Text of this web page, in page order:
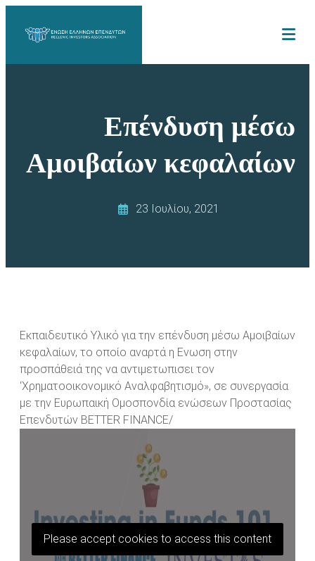
Επένδυση μέσω
Αμοιβαίων κεφαλαίων
23 Ιουλίου, 2021
Εκπαιδευτικό Υλικό για την επένδυση μέσω Αμοιβαίων
κεφαλαίων, το οποίο αναρτά η Ενωση στην
προσπάθειά της να αντιμετωπισει τον
‘Χρηματοοικονομικό Αναλφαβητισμό», σε συνεργασία
με την Ευρωπαική Oμoσπονδία ενώσεων Προστασίας
Επενδυτών BETTER FINANCE/
Please accept cookies to access this content